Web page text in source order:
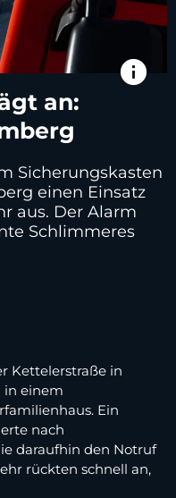
info
an:
Sicherungskasten
einen Einsatz
aus. Der Alarm
Schlimmeres
Kettelerstraße in
in einem
Ein
nach
daraufhin den Notruf
rückten schnell an,